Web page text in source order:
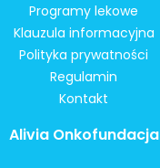
Programy lekowe
Klauzula informacyjna
Polityka prywatności
Regulamin
Kontakt
Alivia Onkofundacja